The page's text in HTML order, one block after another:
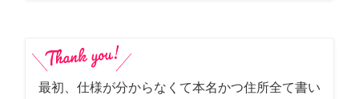
最初、仕様が分からなくて本名かつ住所全て書い